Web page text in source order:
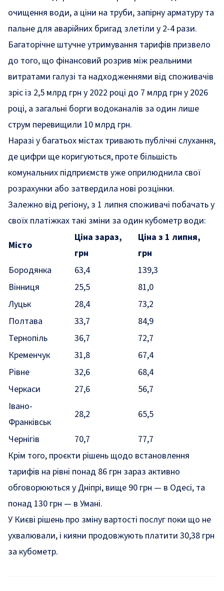
очищення води, а ціни на труби, запірну арматуру та
пальне для аварійних бригад злетіли у 2-4 рази.
Багаторічне штучне утримування тарифів призвело
до того, що фінансовий розрив між реальними
витратами галузі та надходженнями від споживачів
зріс із 2,5 млрд грн у 2022 році до 7 млрд грн у 2026
році, а загальні борги водоканалів за один лише
струм перевищили 10 млрд грн.
Наразі у багатьох містах тривають публічні слухання,
де цифри ще коригуються, проте більшість
комунальних підприємств уже оприлюднила свої
розрахунки або затвердила нові розцінки.
Залежно від регіону, з 1 липня споживачі побачать у
своїх платіжках такі зміни за один кубометр води:
Місто
Ціна зараз,
грн
Ціна з 1 липня,
грн
Бородянка
63,4
139,3
Вінниця
25,5
81,0
Луцьк
28,4
73,2
Полтава
33,7
84,9
Тернопіль
36,7
72,7
Кременчук
31,8
67,4
Рівне
32,6
68,4
Черкаси
27,6
56,7
Івано-
Франківськ
28,2
65,5
Чернігів
70,7
77,7
Крім того, проєкти рішень щодо встановлення
тарифів на рівні понад 86 грн зараз активно
обговорюються у Дніпрі, вище 90 грн — в Одесі, та
понад 130 грн — в Умані.
У Києві рішень про зміну вартості послуг поки що не
ухвалювали, і кияни продовжують платити 30,38 грн
за кубометр.